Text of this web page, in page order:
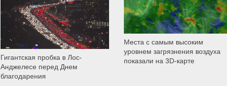
Гигантская пробка в Лос-
Анджелесе перед Днем
благодарения
Места с самым высоким
уровнем загрязнения воздуха
показали на 3D-карте